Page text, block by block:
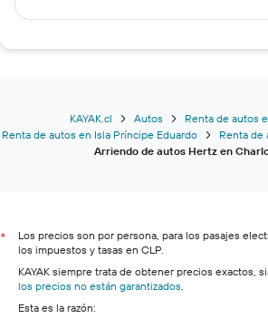
KAYAK.cl Autos
Renta de autos
Renta de autos en Isla Príncipe Eduardo
Renta de
Arriendo de autos Hertz en
*
Los precios son por persona, para los pasajes
los impuestos y tasas en CLP.
KAYAK siempre trata de obtener precios exactos,
los precios no están garantizados
Esta es la razón: